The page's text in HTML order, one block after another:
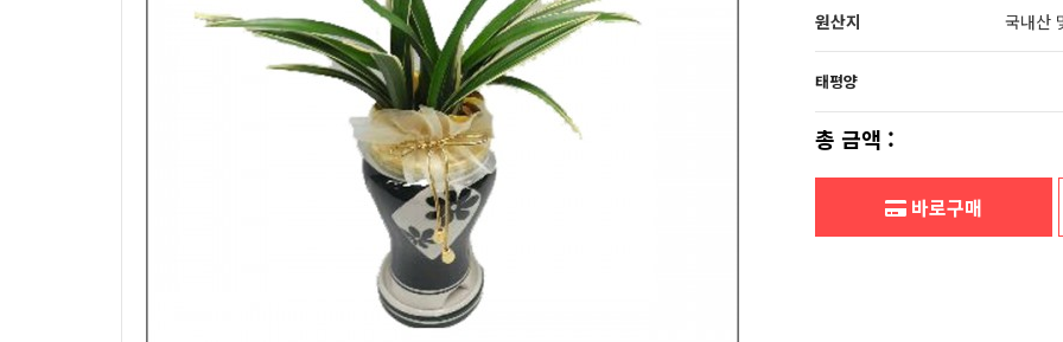
원산지
국내산
태평양
총 금액 :
바로구매